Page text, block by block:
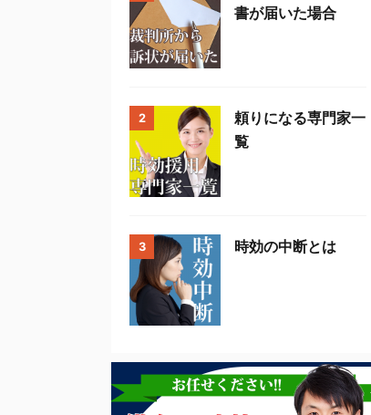
書が届いた場合
2
頼りになる専門家一
覧
3 時効の中断とは